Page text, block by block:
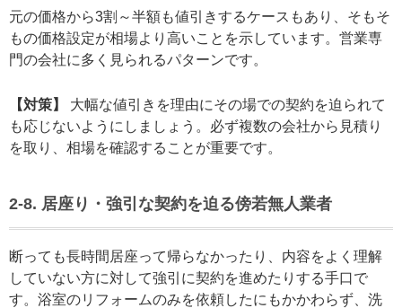
元の価格から3割～半額も値引きするケースもあり、そもそ
もの価格設定が相場より高いことを示しています。営業専
門の会社に多く見られるパターンです。
【対策】
大幅な値引きを理由にその場での契約を迫られて
も応じないようにしましょう。必ず複数の会社から見積り
を取り、相場を確認することが重要です。
2-8. 居座り・強引な契約を迫る傍若無人業者
断っても長時間居座って帰らなかったり、内容をよく理解
していない方に対して強引に契約を進めたりする手口で
す。浴室のリフォームのみを依頼したにもかかわらず、洗